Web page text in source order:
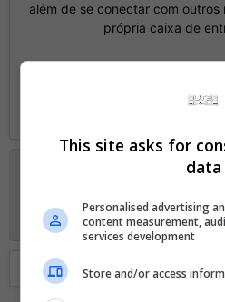
além de se conectar com outros
própria caixa de
Anunciando os planos GOLD no
receber alguns recursos
anúncios
edois temas exclusivos.
Home Membros
This site asks for
data
Personalised advertising
content measurement,
services development
Store and/or access